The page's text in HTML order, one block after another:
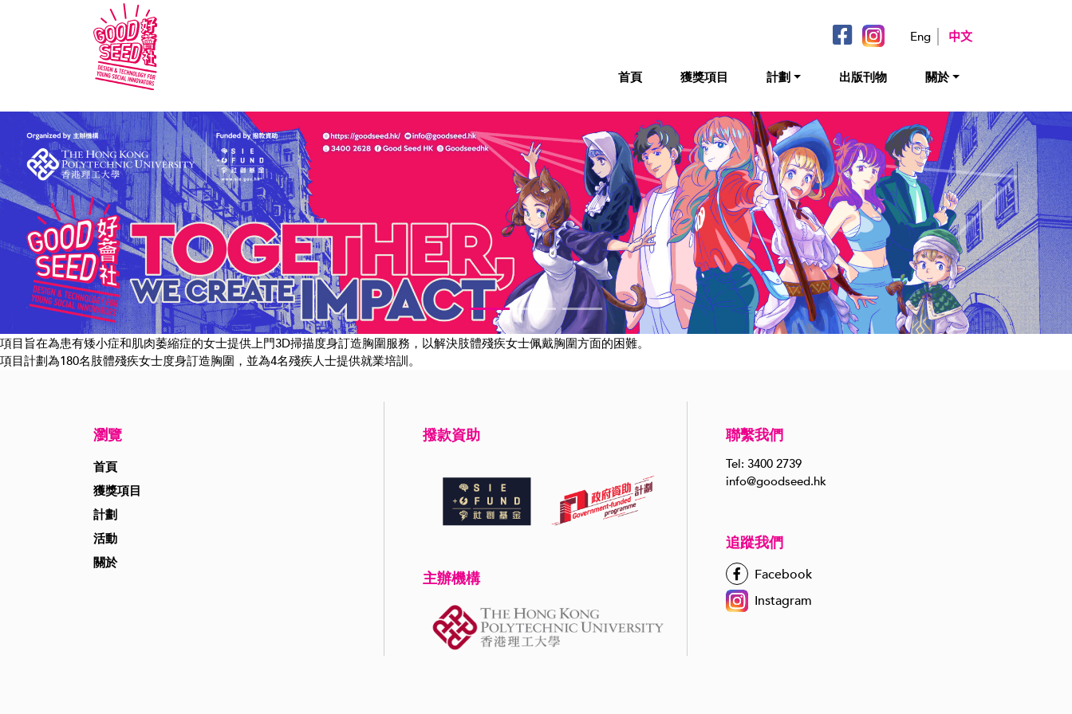
Eng 中文
首頁 獲獎項目 計劃 出版刊物 關於
項目旨在為患有矮小症和肌肉萎縮症的女士提供上門3D掃描度身訂造胸圍服務，以解決肢體殘疾女士佩戴胸圍方面的困難。
項目計劃為180名肢體殘疾女士度身訂造胸圍，並為4名殘疾人士提供就業培訓。
瀏覽
首頁
獲獎項目
計劃
活動
關於
撥款資助
主辦機構
聯繫我們
Tel: 3400 2739
info@goodseed.hk
追蹤我們
Facebook
Instagram